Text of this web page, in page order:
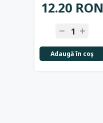
12.20 RON
Adaugă în coş
+